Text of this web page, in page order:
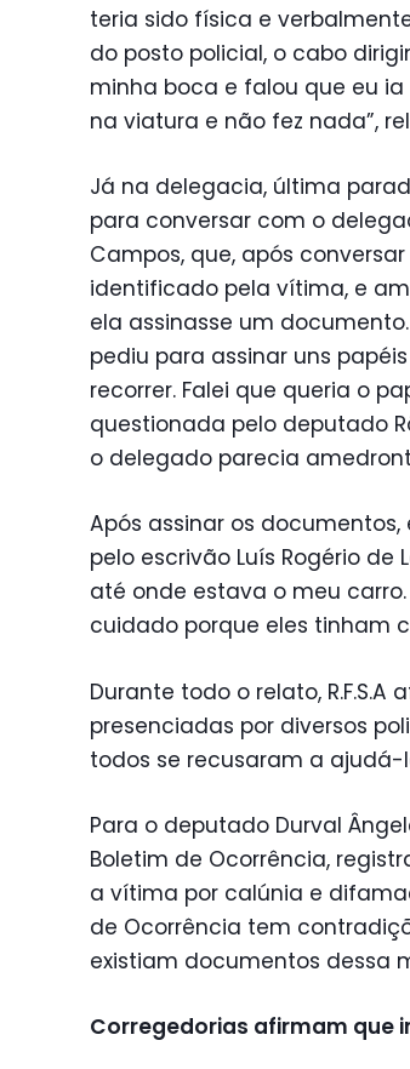
teria sido física e
do posto policial, o cabo
minha boca e falou que eu
na viatura e não fez nada”,
Já na delegacia, última
para conversar com o
Campos, que, após
identificado pela vítima, e
ela assinasse um
pediu para assinar uns
recorrer. Falei que queria o
questionada pelo deputado
o delegado parecia
Após assinar os
pelo escrivão Luís Rogério de
até onde estava o meu
cuidado porque eles tinham
Durante todo o relato,
presenciadas por diversos
todos se recusaram a ajudá-
Para o deputado Durval
Boletim de Ocorrência,
a vítima por calúnia e
de Ocorrência tem
existiam documentos dessa
Corregedorias afirmam que